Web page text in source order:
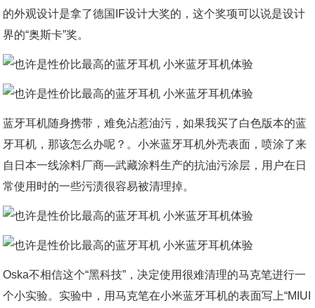
的外观设计是拿了德国IF设计大奖的，这个奖项可以说是设计
界的“奥斯卡”奖。
蓝牙耳机随身携带，难免沾惹油污，如果我买了白色版本的蓝
牙耳机，那该怎么办呢？。小米蓝牙耳机外壳表面，喷涂了来
自日本一线涂料厂商—武藏涂料生产的抗油污涂层，用户在日
常使用时的一些污渍很容易被清理掉。
Oska不相信这个“黑科技”，决定使用很难清理的马克笔进行一
个小实验。实验中，用马克笔在小米蓝牙耳机的表面写上“MIUI